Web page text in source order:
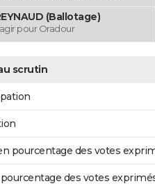
(Ballotage)
pour Oradour
scrutin
pourcentage des votes
des votes